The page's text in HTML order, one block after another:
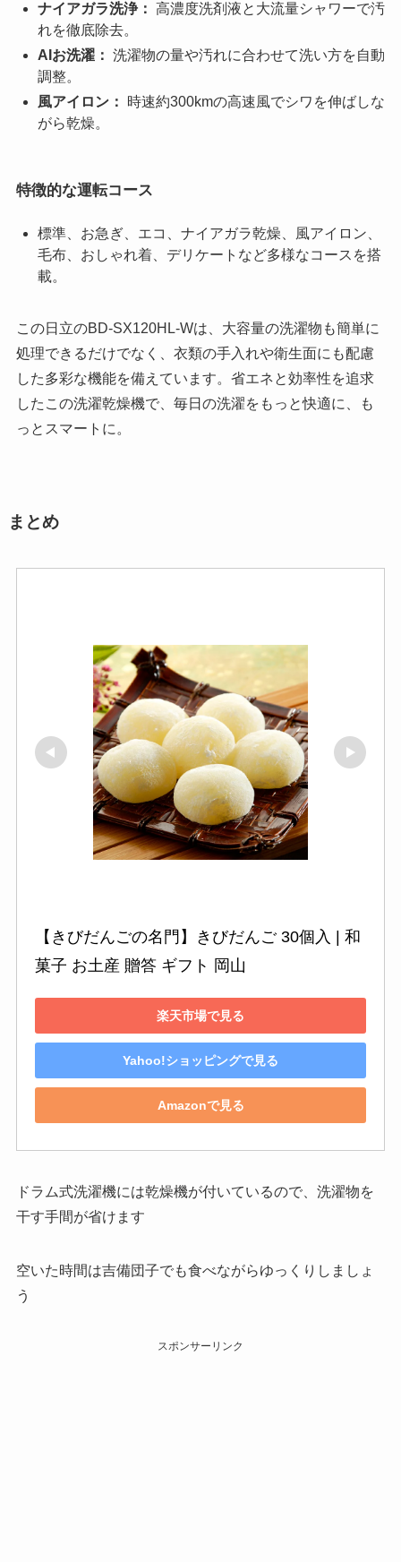
ナイアガラ洗浄： 高濃度洗剤液と大流量シャワーで汚
れを徹底除去。
AIお洗濯： 洗濯物の量や汚れに合わせて洗い方を自動
調整。
風アイロン：
時速約300kmの高速風でシワを伸ばしな
がら乾燥。
特徴的な運転コース
標準、お急ぎ、エコ、ナイアガラ乾燥、風アイロン、
毛布、おしゃれ着、デリケートなど多様なコースを搭
載。
この日立のBD-SX120HL-Wは、大容量の洗濯物も簡単に
処理できるだけでなく、衣類の手入れや衛生面にも配慮
した多彩な機能を備えています。省エネと効率性を追求
したこの洗濯乾燥機で、毎日の洗濯をもっと快適に、も
っとスマートに。
まとめ
【きびだんごの名門】きびだんご 30個入 | 和
菓子 お土産 贈答 ギフト 岡山
楽天市場で見る
Yahoo!ショッピングで見る
Amazonで見る
ドラム式洗濯機には乾燥機が付いているので、洗濯物を
干す手間が省けます
空いた時間は吉備団子でも食べながらゆっくりしましょ
う
スポンサーリンク